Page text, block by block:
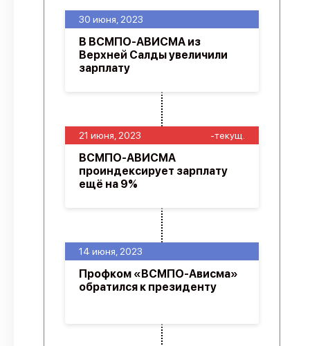
14 июня, 2023
Профком «ВСМПО-Ависма»
обратился к президенту
21 июня, 2023 -текущ.
ВСМПО‑АВИСМА
проиндексирует зарплату
ещё на 9%
30 июня, 2023
В ВСМПО-АВИСМА из
Верхней Салды увеличили
зарплату